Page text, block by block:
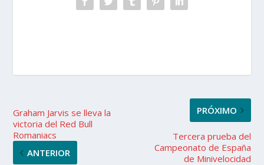
Graham Jarvis se lleva la
victoria del Red Bull
Romaniacs
ANTERIOR
PRÓXIMO
Tercera prueba del
Campeonato de España
de Minivelocidad